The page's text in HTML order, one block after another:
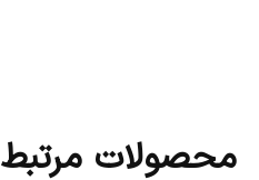
محصولات مرتبط